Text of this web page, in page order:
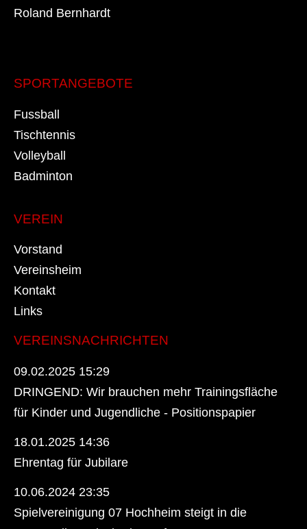
Roland Bernhardt
SPORTANGEBOTE
Fussball
Tischtennis
Volleyball
Badminton
VEREIN
Vorstand
Vereinsheim
Kontakt
Links
VEREINSNACHRICHTEN
09.02.2025 15:29
DRINGEND: Wir brauchen mehr Trainingsfläche
für Kinder und Jugendliche - Positionspapier
18.01.2025 14:36
Ehrentag für Jubilare
10.06.2024 23:35
Spielvereinigung 07 Hochheim steigt in die